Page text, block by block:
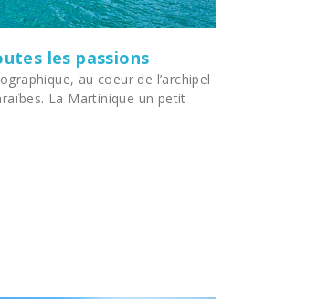
les passions
au coeur de l’archipel
La Martinique un petit